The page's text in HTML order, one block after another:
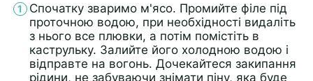
Спочатку зваримо м'ясо. Промийте філе під
проточною водою, при необхідності видаліть
з нього все плювки, а потім помістіть в
каструльку. Залийте його холодною водою і
відправте на вогонь. Дочекайтеся закипання
рідини, не забуваючи знімати піну, яка буде